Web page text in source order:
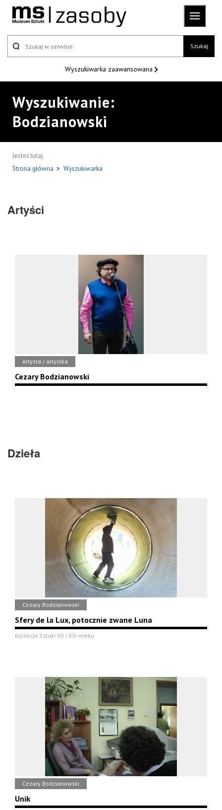
Szukaj
Wyszukiwarka zaawansowana
Wyszukiwanie:
Bodzianowski
Jesteś tutaj:
Strona główna > Wyszukiwarka
Artyści
Artysta / artystka
Cezary Bodzianowski
Dzieła
Cezary Bodzianowski
Sfery de la Lux, potocznie zwane Luna
Kolekcja Sztuki XX i XXI wieku
Cezary Bodzianowski
Unik